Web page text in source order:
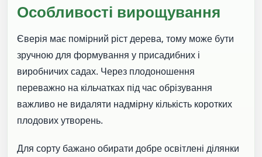
Особливості вирощування
Єверія має помірний ріст дерева, тому може бути
зручною для формування у присадибних і
виробничих садах. Через плодоношення
переважно на кільчатках під час обрізування
важливо не видаляти надмірну кількість коротких
плодових утворень.
Для сорту бажано обирати добре освітлені ділянки